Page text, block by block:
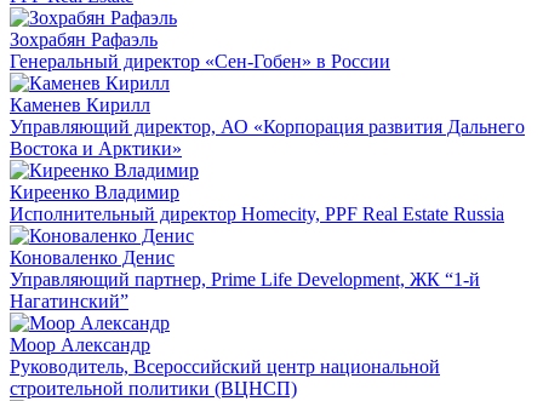
Зохрабян Рафаэль
Генеральный директор «Сен-Гобен» в России
Каменев Кирилл
Управляющий директор, АО «Корпорация развития Дальнего
Востока и Арктики»
Киреенко Владимир
Исполнительный директор Homecity, PPF Real Estate Russia
Коноваленко Денис
Управляющий партнер, Prime Life Development, ЖК “1-й
Нагатинский”
Моор Александр
Руководитель, Всероссийский центр национальной
строительной политики (ВЦНСП)